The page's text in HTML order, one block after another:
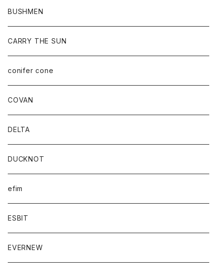
BUSHMEN
CARRY THE SUN
conifer cone
COVAN
DELTA
DUCKNOT
efim
ESBIT
EVERNEW